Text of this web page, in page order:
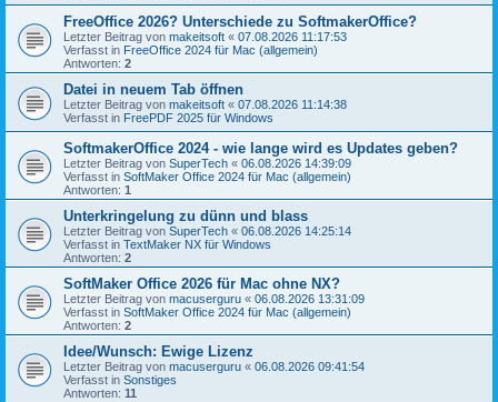
FreeOffice 2026? Unterschiede zu SoftmakerOffice?
Letzter Beitrag von makeitsoft « 07.08.2026 11:17:53
Verfasst in FreeOffice 2024 für Mac (allgemein)
Antworten: 2
Datei in neuem Tab öffnen
Letzter Beitrag von makeitsoft « 07.08.2026 11:14:38
Verfasst in FreePDF 2025 für Windows
SoftmakerOffice 2024 - wie lange wird es Updates geben?
Letzter Beitrag von SuperTech « 06.08.2026 14:39:09
Verfasst in SoftMaker Office 2024 für Mac (allgemein)
Antworten: 1
Unterkringelung zu dünn und blass
Letzter Beitrag von SuperTech « 06.08.2026 14:25:14
Verfasst in TextMaker NX für Windows
Antworten: 2
SoftMaker Office 2026 für Mac ohne NX?
Letzter Beitrag von macuserguru « 06.08.2026 13:31:09
Verfasst in SoftMaker Office 2024 für Mac (allgemein)
Antworten: 2
Idee/Wunsch: Ewige Lizenz
Letzter Beitrag von macuserguru « 06.08.2026 09:41:54
Verfasst in Sonstiges
Antworten: 11